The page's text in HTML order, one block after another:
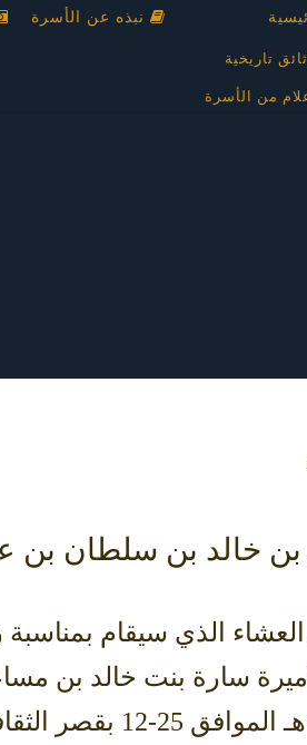
تاريخية
من الأسرة
نبذه عن الأسرة
خالد بن سلطان بن
الذي سيقام
سارة بنت خالد بن
مساء يوم